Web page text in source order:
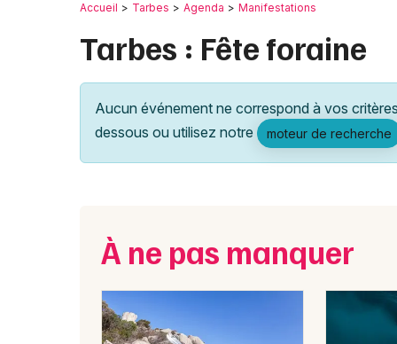
Accueil Tarbes Agenda Manifestations
Tarbes : Fête foraine
Aucun événement ne correspond à vos
dessous ou utilisez notre
moteur de recherche
À ne pas manquer